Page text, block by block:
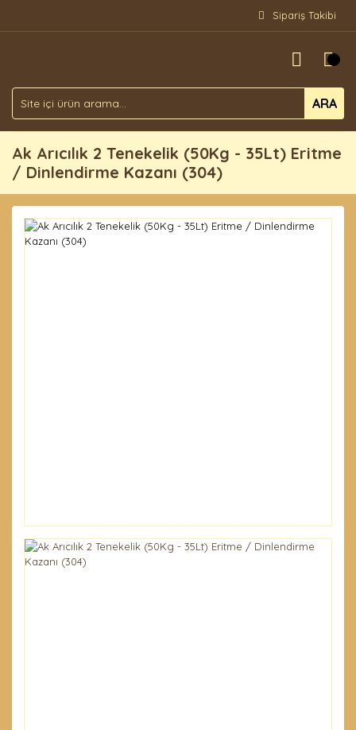
Sipariş Takibi
ARA
Ak Arıcılık 2 Tenekelik (50Kg - 35Lt) Eritme
/ Dinlendirme Kazanı (304)